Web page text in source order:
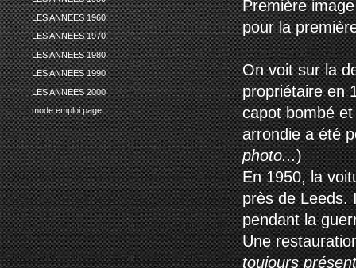
LES ANNEES 1960
LES ANNEES 1970
LES ANNEES 1980
LES ANNEES 1990
LES ANNEES 2000
mode emploi page
Première
pour la
On voit sur la
propriétaire en
capot bombé
arrondie a été
photo...)
En 1950, la
près de Leeds.
pendant la
Une
toujours